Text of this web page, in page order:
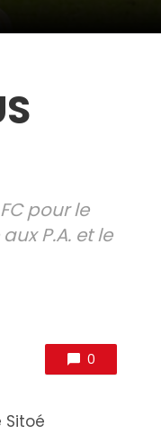
pour le
P.A. et le
0
Sitoé